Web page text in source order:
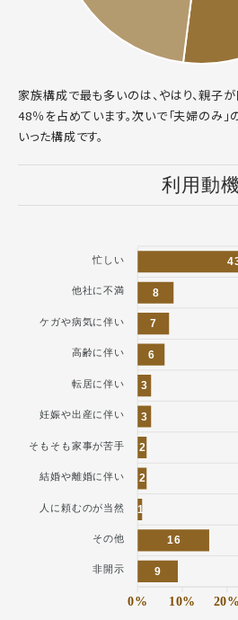
家族構成で最も多いのは、やはり、親子
48％を占めています。次いで「夫婦のみ」
いった構成です。
利用動機
8
7
6
3
3
2
2
1
16
9
忙しい
他社に不満
ケガや病気に伴い
高齢に伴い
転居に伴い
妊娠や出産に伴い
そもそも家事が苦手
結婚や離婚に伴い
人に頼むのが当然
その他
非開示
20%
10%
0%